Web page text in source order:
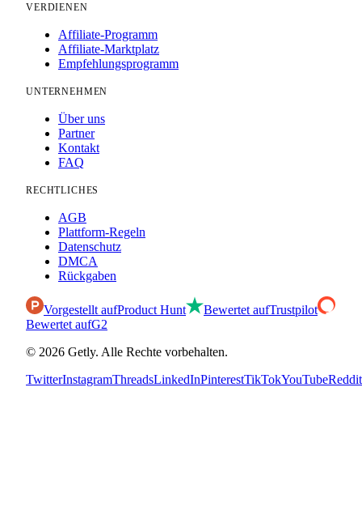
VERDIENEN
Affiliate-Programm
Affiliate-Marktplatz
Empfehlungsprogramm
UNTERNEHMEN
Über uns
Partner
Kontakt
FAQ
RECHTLICHES
AGB
Plattform-Regeln
Datenschutz
DMCA
Rückgaben
Vorgestellt aufProduct Hunt Bewertet aufTrustpilot
Bewertet aufG2
© 2026 Getly. Alle Rechte vorbehalten.
TwitterInstagramThreadsLinkedInPinterestTikTokYouTubeReddit